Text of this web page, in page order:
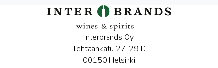
Interbrands Oy
Tehtaankatu 27-29 D
00150 Helsinki